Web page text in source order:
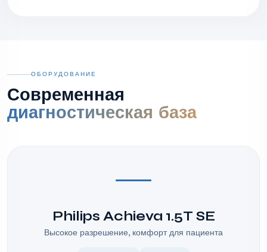
ОБОРУДОВАНИЕ
Современная
диагностическая база
Philips Achieva 1.5T SE
Высокое разрешение, комфорт для пациента